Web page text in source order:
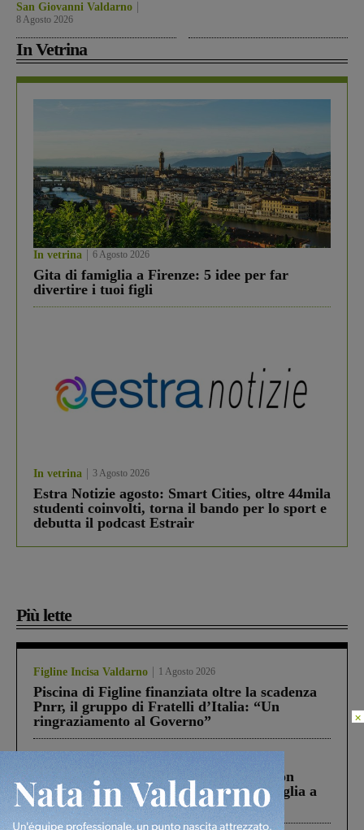
San Giovanni Valdarno
8 Agosto 2026
In Vetrina
In vetrina 6 Agosto 2026
Gita di famiglia a Firenze: 5 idee per far
divertire i tuoi figli
In vetrina 3 Agosto 2026
Estra Notizie agosto: Smart Cities, oltre 44mila
studenti coinvolti, torna il bando per lo sport e
debutta il podcast Estrair
Più lette
Figline Incisa Valdarno 1 Agosto 2026
Piscina di Figline finanziata oltre la scadenza
Pnrr, il gruppo di Fratelli d’Italia: “Un
ringraziamento al Governo”
Scomparso da una struttura di Castiglion
Fiorentino l’uomo che aveva ucciso la figlia a
Levane nel 2020
×